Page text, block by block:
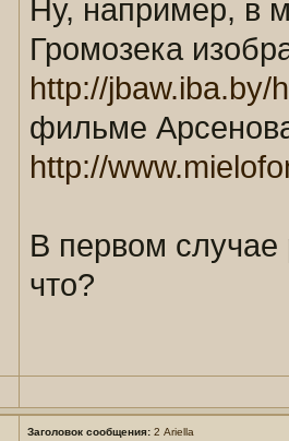
Ну, например, в
Громозека
http://jbaw.iba.by/
фильме
http://
В первом
что?
Заголовок сообщения: 2 Ariella